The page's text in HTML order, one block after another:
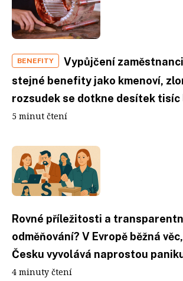
BENEFITY
Vypůjčení
stejné benefity jako kmenoví,
rozsudek se dotkne desítek tisíc
5 minut čtení
Rovné příležitosti a
odměňování? V Evropě běžná
Česku vyvolává naprostou
4 minuty čtení